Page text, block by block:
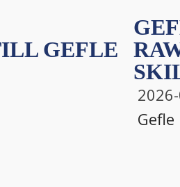
GEFLE
Gefle